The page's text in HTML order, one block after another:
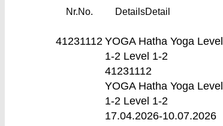
Nr.No. DetailsDetail
41231112 YOGA Hatha Yoga Level
1-2 Level 1-2
41231112
YOGA Hatha Yoga Level
1-2 Level 1-2
17.04.2026-10.07.2026